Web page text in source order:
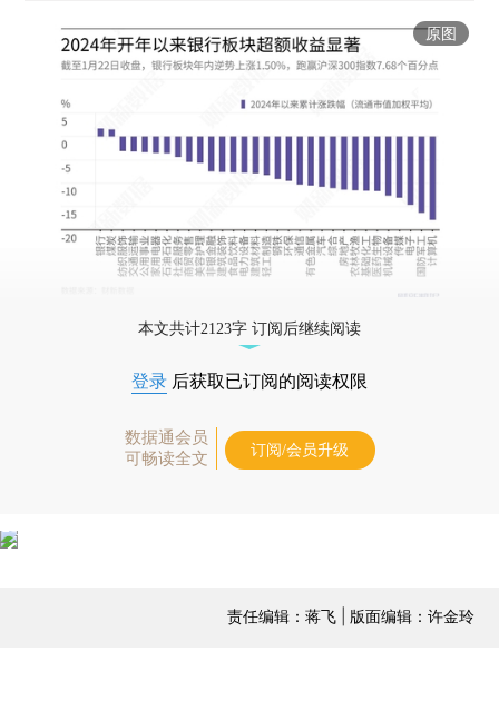
原图
本文共计2123字 订阅后继续阅读
登录 后获取已订阅的阅读权限
数据通会员
可畅读全文
订阅/会员升级
责任编辑：蒋飞 | 版面编辑：许金玲